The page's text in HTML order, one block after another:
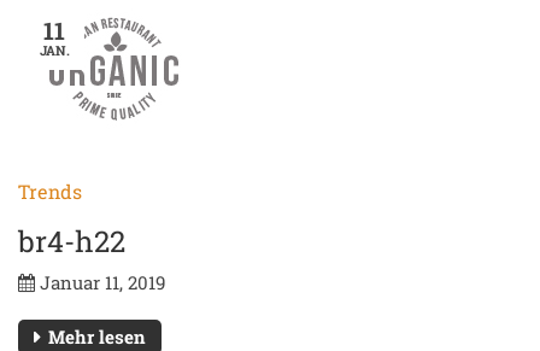
11
JAN.
Trends
br4-h22
Januar 11, 2019
Mehr lesen